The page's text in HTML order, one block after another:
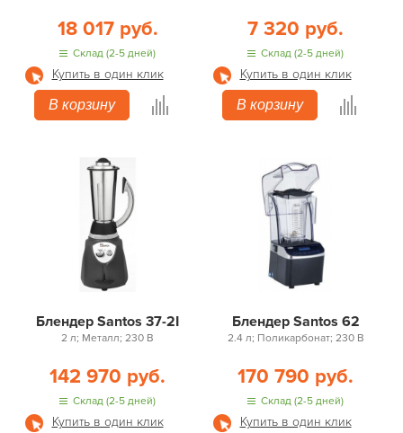
18 017 руб.
Склад (2-5 дней)
Купить в один клик
В корзину
7 320 руб.
Склад (2-5 дней)
Купить в один клик
В корзину
Блендер Santos 37-2I
2 л; Металл; 230 В
142 970 руб.
Склад (2-5 дней)
Купить в один клик
Блендер Santos 62
2.4 л; Поликарбонат; 230 В
170 790 руб.
Склад (2-5 дней)
Купить в один клик